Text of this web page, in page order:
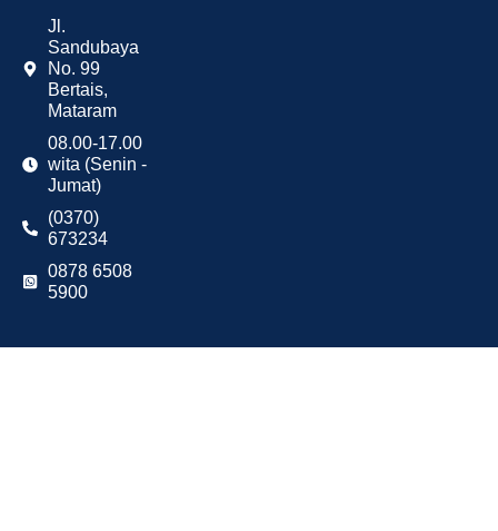
Jl.
Sandubaya
No. 99
Bertais,
Mataram
08.00-17.00
wita (Senin -
Jumat)
(0370)
673234
0878 6508
5900